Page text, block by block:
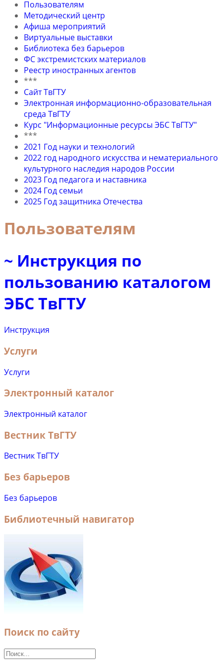
Пользователям
Методический центр
Афиша мероприятий
Виртуальные выставки
Библиотека без барьеров
ФС экстремистских материалов
Реестр иностранных агентов
***
Сайт ТвГТУ
Электронная информационно-образовательная
среда ТвГТУ
Курс "Информационные ресурсы ЭБС ТвГТУ"
***
2021 Год науки и технологий
2022 год народного искусства и нематериального
культурного наследия народов России
2023 Год педагога и наставника
2024 Год семьи
2025 Год защитника Отечества
Пользователям
~ Инструкция по
пользованию каталогом
ЭБС ТвГТУ
Инструкция
Услуги
Услуги
Электронный каталог
Электронный каталог
Вестник ТвГТУ
Вестник ТвГТУ
Без барьеров
Без барьеров
Библиотечный навигатор
Поиск по сайту